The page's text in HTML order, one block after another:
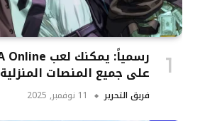
على جميع المنصات المنزلية
فريق التحرير 11 نوفمبر, 2025